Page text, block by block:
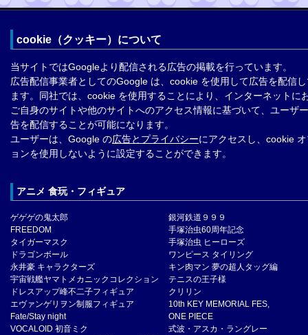
cookie（クッキー）について
当サイトではGoogleより配信される広告の掲載を行っています。
広告配信事業者としてのGoogle は、cookie を使用して広告を配信
ます。同社では、cookie を使用することにより、インターネットに
ご自身のサイトや他のサイトへのアクセス情報に基づいて、ユーザ
告を配信することが可能になります。
ユーザーは、Google の広告とプライバシーにアクセスし、cookie
ョンを使用しないように設定することができます。
アニメ 食玩・フィギュア
ゲゲゲの鬼太郎
銀河鉄道９９９
FREEDOM
手塚治虫60周年記念
タイガーマスク
手塚治虫 ヒーローズ
ドラゴンボール
ワンピース タイリング
永井豪 キャラクターズ
キン肉マン 夢の超人タッグ編
宇宙戦艦ヤマトメカニックコレクション
テニスの王子様
ドレスアップ峰不二子フィギュア
クリリン
エヴァンゲリヲン制服フィギュア
10th KEY MEMORIAL FES,
Fate/Stay night
ONE PIECE
VOCALOID 初音ミク
式波・アスカ・ラングレー